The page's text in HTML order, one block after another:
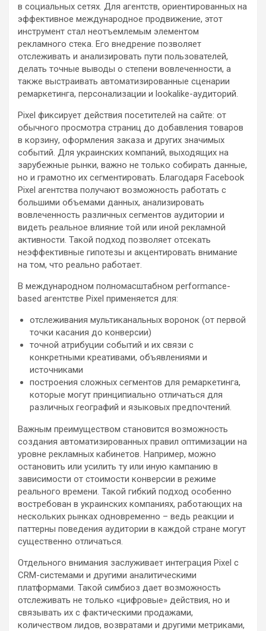
в социальных сетях. Для агентств, ориентированных на
эффективное международное продвижение, этот
инструмент стал неотъемлемым элементом
рекламного стека. Его внедрение позволяет
отслеживать и анализировать пути пользователей,
делать точные выводы о степени вовлеченности, а
также выстраивать автоматизированные сценарии
ремаркетинга, персонализации и lookalike-аудиторий.
Pixel фиксирует действия посетителей на сайте: от
обычного просмотра страниц до добавления товаров
в корзину, оформления заказа и других значимых
событий. Для украинских компаний, выходящих на
зарубежные рынки, важно не только собирать данные,
но и грамотно их сегментировать. Благодаря Facebook
Pixel агентства получают возможность работать с
большими объемами данных, анализировать
вовлеченность различных сегментов аудитории и
видеть реальное влияние той или иной рекламной
активности. Такой подход позволяет отсекать
неэффективные гипотезы и акцентировать внимание
на том, что реально работает.
В международном полномасштабном performance-
based агентстве Pixel применяется для:
отслеживания мультиканальных воронок (от первой
точки касания до конверсии)
точной атрибуции событий и их связи с
конкретными креативами, объявлениями и
источниками
построения сложных сегментов для ремаркетинга,
которые могут принципиально отличаться для
различных географий и языковых предпочтений.
Важным преимуществом становится возможность
создания автоматизированных правил оптимизации на
уровне рекламных кабинетов. Например, можно
остановить или усилить ту или иную кампанию в
зависимости от стоимости конверсии в режиме
реального времени. Такой гибкий подход особенно
востребован в украинских компаниях, работающих на
нескольких рынках одновременно – ведь реакции и
паттерны поведения аудитории в каждой стране могут
существенно отличаться.
Отдельного внимания заслуживает интеграция Pixel с
CRM-системами и другими аналитическими
платформами. Такой симбиоз дает возможность
отслеживать не только «цифровые» действия, но и
связывать их с фактическими продажами,
количеством лидов, возвратами и другими метриками,